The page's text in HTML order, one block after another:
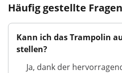
Häufig gestellte Fragen
Kann ich das Trampolin
stellen?
Ja, dank der